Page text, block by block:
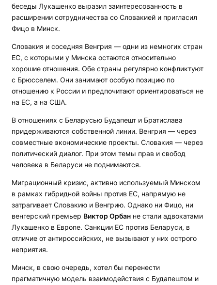
беседы Лукашенко выразил заинтересованность в
расширении сотрудничества со Словакией и пригласил
Фицо в Минск.
Словакия и соседняя Венгрия — одни из немногих стран
ЕС, с которыми у Минска остаются относительно
хорошие отношения. Обе страны регулярно конфликтуют
с Брюсселем. Они занимают особую позицию по
отношению к России и предпочитают ориентироваться не
на ЕС, а на США.
В отношениях с Беларусью Будапешт и Братислава
придерживаются собственной линии. Венгрия — через
совместные экономические проекты. Словакия — через
политический диалог. При этом темы прав и свобод
человека в Беларуси не поднимаются.
Миграционный кризис, активно используемый Минском
в рамках гибридной войны против ЕС, напрямую не
затрагивает Словакию и Венгрию. Однако ни Фицо, ни
венгерский премьер Виктор Орбан не стали адвокатами
Лукашенко в Европе. Санкции ЕС против Беларуси, в
отличие от антироссийских, не вызывают у них острого
неприятия.
Минск, в свою очередь, хотел бы перенести
прагматичную модель взаимодействия с Будапештом и